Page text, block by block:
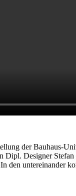
der Bauhaus-
Dipl. Designer
den